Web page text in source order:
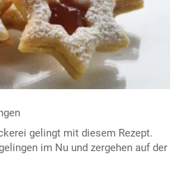
gelingt mit diesem Rezept.
im Nu und zergehen auf der